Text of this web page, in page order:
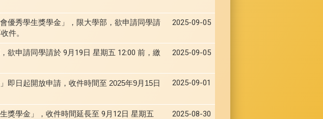
優秀學生獎學金」，限大學部，欲申請同學請
件。
2025-09-05
欲申請同學請於 9月19日 星期五 12:00 前，繳
2025-09-05
」即日起開放申請， 收件時間至 2025年9月15日
2025-09-01
獎學金」，收件時間延長至 9月12日 星期五
2025-08-30